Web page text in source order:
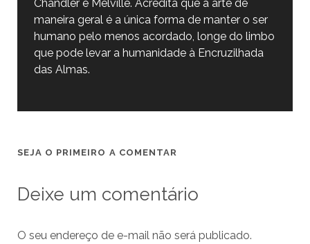
Chandler e Melville. Acredita que a arte de
maneira geral é a única forma de manter o ser
humano pelo menos acordado, longe do limbo
que pode levar a humanidade à Encruzilhada
das Almas.
SEJA O PRIMEIRO A COMENTAR
Deixe um comentário
O seu endereço de e-mail não será publicado.